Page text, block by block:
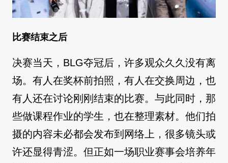
比赛结束之后
决赛当天，BLG夺冠后，许多观众久久没有离
场。有人在奖杯前拍照，有人在交换周边，也
有人还在讨论刚刚结束的比赛。与此同时，那
些做课程作业的学生，也在整理素材。他们拍
摄的内容未必都会发布到网络上，很多镜头或
许还显得青涩。但正如一场职业赛事会培养年